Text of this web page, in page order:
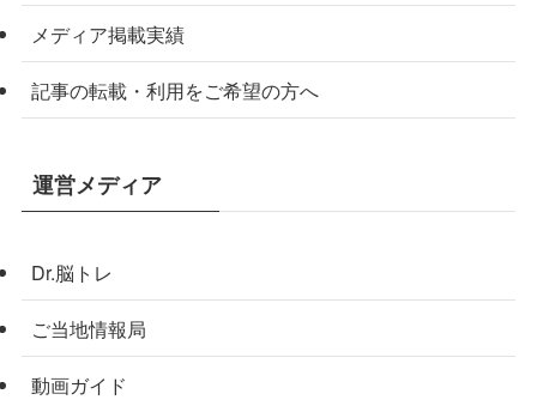
メディア掲載実績
記事の転載・利用をご希望の方へ
運営メディア
Dr.脳トレ
ご当地情報局
動画ガイド